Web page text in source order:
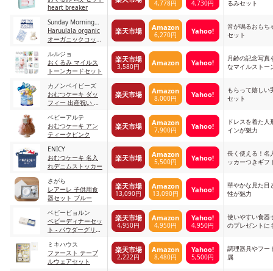
heart breaker
4,778円 4,730円 るみセット
Sunday Morning
Factory
Haruulala organic
オーガニックコット
プソディ
楽天市場 Amazon
6,270円 Yahoo!
音が鳴るおもち
セット
ルルジョ
おくるみ マイルス
トーンカードセット
楽天市場
3,580円 Amazon Yahoo!
月齢の記念写真
なマイルストー
カノンベイビーズ
おむつケーキ ダッ
フィー 出産祝い ブ
楽天市場 Amazon
8,000円 Yahoo!
もらって嬉しい
セット
ベビーアルテ
おむつケーキ アン
ティークピンク
楽天市場 Amazon
7,900円 Yahoo!
ドレスを着た
インが魅力
ENICY
おむつケーキ 名入
れデニムストッカー
楽天市場 Amazon
5,500円 Yahoo!
長く使える！名
ッカーつきギフ
さがら
レアーレ 子供用食
器セット ブルー
楽天市場
13,090円
Amazon
13,090円 Yahoo!
華やかな見た目
性が魅力
ベビービョルン
ベビーディナーセッ
ト - パウダーグリー
楽天市場
4,950円
Amazon
4,950円
Yahoo!
4,950円
使いやすい食器
のプレゼントに
ミキハウス
ファースト テーブ
ルウェアセット
楽天市場
2,222円
Amazon
8,480円
Yahoo!
5,500円
調理器具やフー
属